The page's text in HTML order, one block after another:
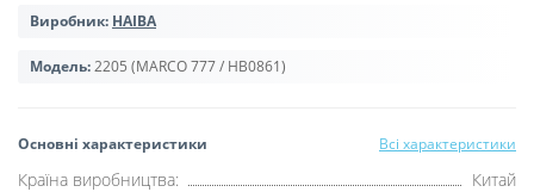
Виробник: HAIBA
Модель:2205 (MARCO 777 / HB0861)
Основні характеристики Всі характеристики
Країна виробництва: Китай